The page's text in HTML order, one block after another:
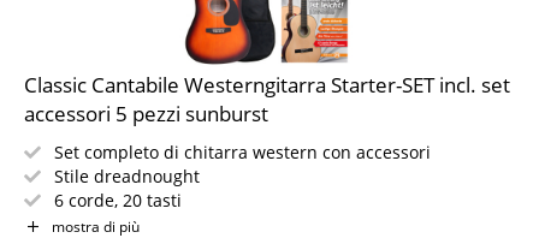
Classic Cantabile Westerngitarra Starter-SET incl. set
accessori 5 pezzi sunburst
Set completo di chitarra western con accessori
Stile dreadnought
6 corde, 20 tasti
Incl. custodia, plettro, corde di ricambio e diapason
mostra di più